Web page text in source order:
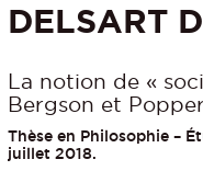
DELSART
La notion de «
Bergson et
Thèse en Philosophie –
juillet 2018.